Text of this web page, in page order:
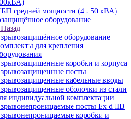
средней мощности (4 - 50 кВА)
оборудование
Назад
оборудование
для крепления
коробки и корпуса
посты
кабельные вводы
оболочки из стали
индивидуальной комплектации
посты Ex d IIB
коробки и